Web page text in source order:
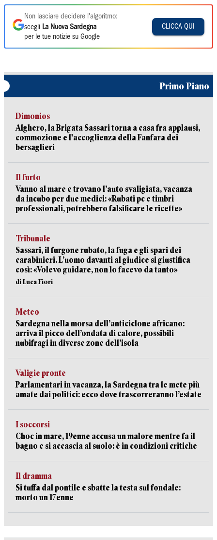
Non lasciare decidere l'algoritmo:
scegli La Nuova Sardegna
per le tue notizie su Google
CLICCA QUI
Primo Piano
Dimonios
Alghero, la Brigata Sassari torna a casa fra applausi,
commozione e l'accoglienza della Fanfara dei
bersaglieri
Il furto
Vanno al mare e trovano l’auto svaligiata, vacanza
da incubo per due medici: «Rubati pc e timbri
professionali, potrebbero falsificare le ricette»
Tribunale
Sassari, il furgone rubato, la fuga e gli spari dei
carabinieri. L’uomo davanti al giudice si giustifica
così: «Volevo guidare, non lo facevo da tanto»
di Luca Fiori
Meteo
Sardegna nella morsa dell’anticiclone africano:
arriva il picco dell’ondata di calore, possibili
nubifragi in diverse zone dell’isola
Valigie pronte
Parlamentari in vacanza, la Sardegna tra le mete più
amate dai politici: ecco dove trascorreranno l’estate
I soccorsi
Choc in mare, 19enne accusa un malore mentre fa il
bagno e si accascia al suolo: è in condizioni critiche
Il dramma
Si tuffa dal pontile e sbatte la testa sul fondale:
morto un 17enne